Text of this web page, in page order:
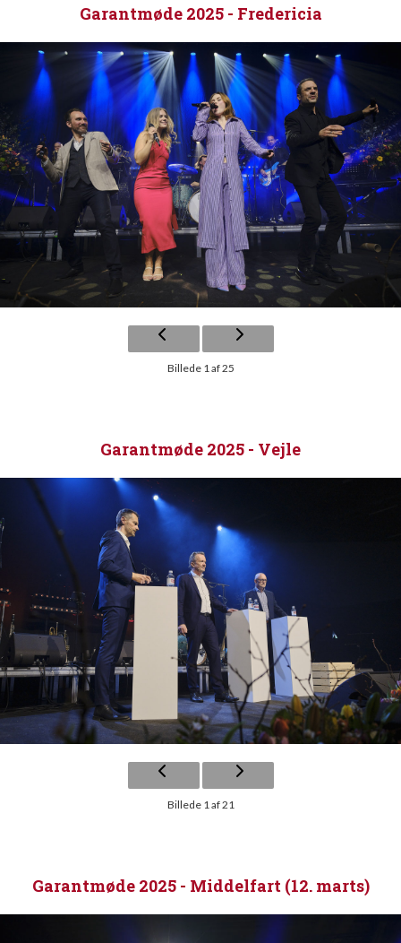
Garantmøde 2025 - Fredericia
Billede 1 af 25
Garantmøde 2025 - Vejle
Billede 1 af 21
Garantmøde 2025 - Middelfart (12. marts)